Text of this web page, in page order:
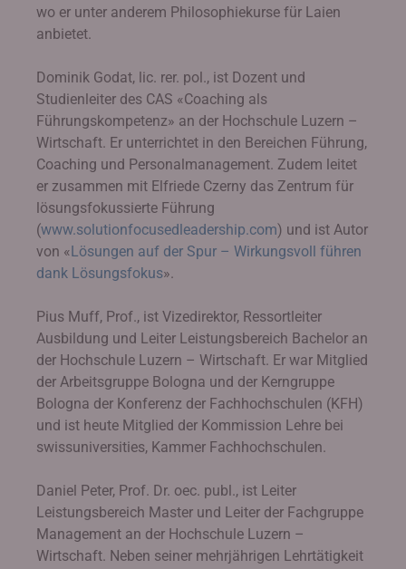
wo er unter anderem Philosophiekurse für Laien
anbietet.
Dominik Godat, lic. rer. pol., ist Dozent und
Studienleiter des CAS «Coaching als
Führungskompetenz» an der Hochschule Luzern –
Wirtschaft. Er unterrichtet in den Bereichen Führung,
Coaching und Personalmanagement. Zudem leitet
er zusammen mit Elfriede Czerny das Zentrum für
lösungsfokussierte Führung
(www.solutionfocusedleadership.com) und ist Autor
von «Lösungen auf der Spur – Wirkungsvoll führen
dank Lösungsfokus».
Pius Muff, Prof., ist Vizedirektor, Ressortleiter
Ausbildung und Leiter Leistungsbereich Bachelor an
der Hochschule Luzern – Wirtschaft. Er war Mitglied
der Arbeitsgruppe Bologna und der Kerngruppe
Bologna der Konferenz der Fachhochschulen (KFH)
und ist heute Mitglied der Kommission Lehre bei
swissuniversities, Kammer Fachhochschulen.
Daniel Peter, Prof. Dr. oec. publ., ist Leiter
Leistungsbereich Master und Leiter der Fachgruppe
Management an der Hochschule Luzern –
Wirtschaft. Neben seiner mehrjährigen Lehrtätigkeit